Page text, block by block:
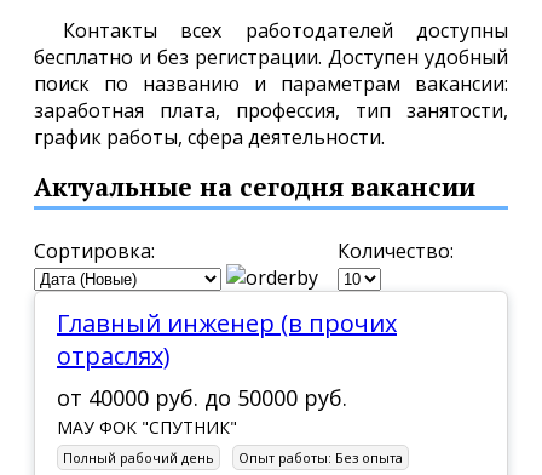
Контакты всех работодателей доступны
бесплатно и без регистрации. Доступен удобный
поиск по названию и параметрам вакансии:
заработная плата, профессия, тип занятости,
график работы, сфера деятельности.
Актуальные на сегодня вакансии
Сортировка: Количество:
Главный инженер (в прочих
отраслях)
от 40000 руб. до 50000 руб.
МАУ ФОК "СПУТНИК"
Полный рабочий день Опыт работы: Без опыта